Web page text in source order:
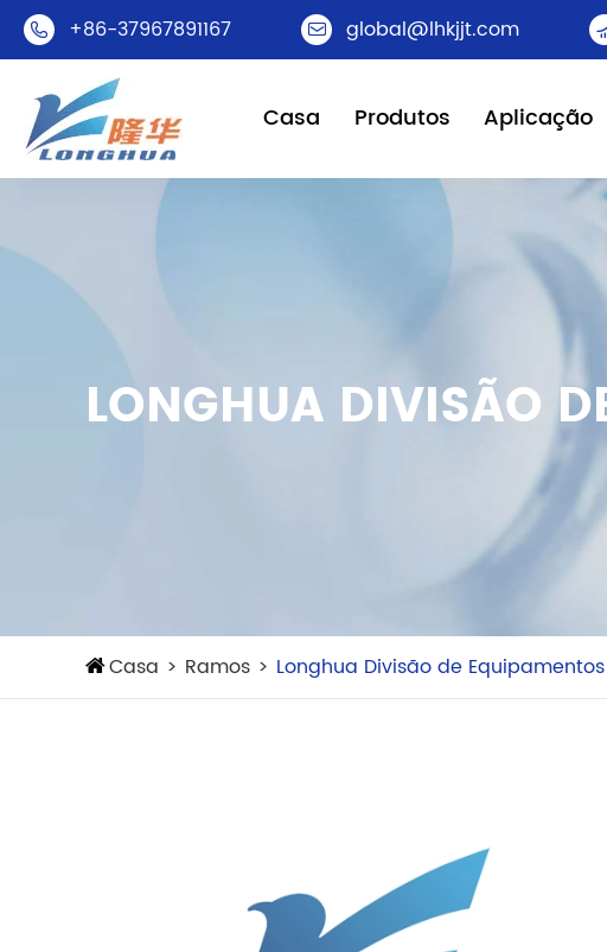
 +86-37967891167  global@lhkjjt.com
Casa Produtos Aplicação
LONGHUA DIVISÃO
Casa Ramos Longhua Divisão de Equipamentos